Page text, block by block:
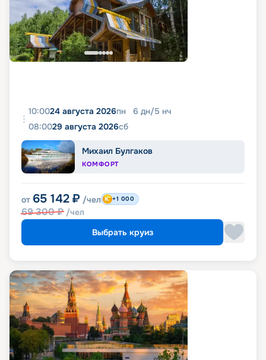
10:0024 августа 2026пн 6 дн/5 нч
08:0029 августа 2026сб
Михаил Булгаков
КОМФОРТ
от 65 142 ₽ /чел
69 300₽ /чел
+1 000
Выбрать круиз